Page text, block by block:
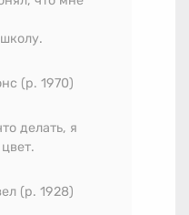
(р. 1970)
делать, я
(р. 1928)